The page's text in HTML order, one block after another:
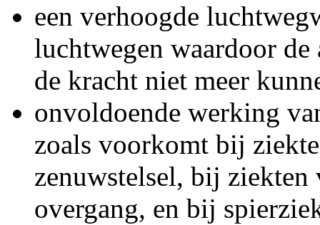
een verhoogde
luchtwegen waardoor
de kracht niet meer
onvoldoende werking
zoals voorkomt bij
zenuwstelsel, bij ziekten
overgang, en bij